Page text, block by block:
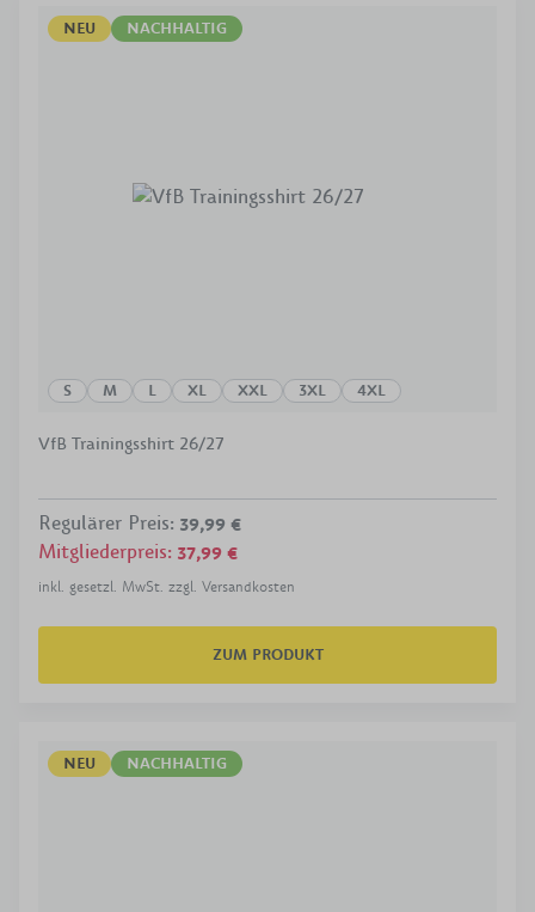
NEU NACHHALTIG
S M L XL XXL 3XL 4XL
VfB Trainingsshirt 26/27
Regulärer Preis: 39,99 €
Mitgliederpreis: 37,99 €
inkl. gesetzl. MwSt. zzgl. Versandkosten
ZUM PRODUKT
NEU NACHHALTIG